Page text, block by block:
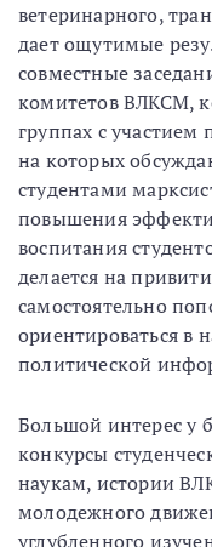
ветеринарного,
дает ощутимые
совместные
комитетов ВЛКСМ,
группах с участием
на которых
студентами
повышения
воспитания
делается на
самостоятельно
ориентироваться в
политической
Большой интерес у
конкурсы
наукам, истории
молодежного
углубленного